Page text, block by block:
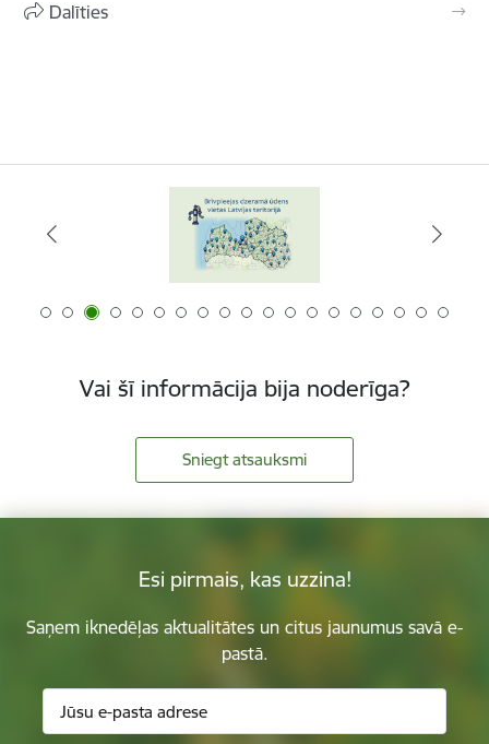
Dalīties
Vai šī informācija bija noderīga?
Sniegt atsauksmi
Esi pirmais, kas uzzina!
Saņem iknedēļas aktualitātes un citus jaunumus savā e-
pastā.